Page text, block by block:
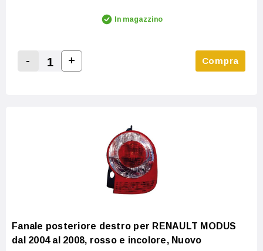
In magazzino
Decrease Quantity:
-
Increase Quantity:
+ Compra
Fanale posteriore destro per RENAULT MODUS
dal 2004 al 2008, rosso e incolore, Nuovo